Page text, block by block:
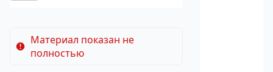
Материал показан не
полностью